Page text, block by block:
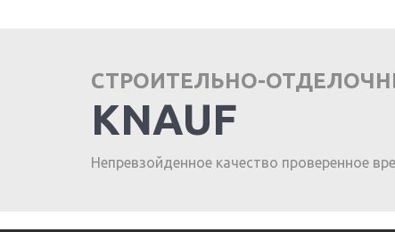
СТРОИТЕЛЬНО-
KNAUF
Непревзойденное качество проверенное